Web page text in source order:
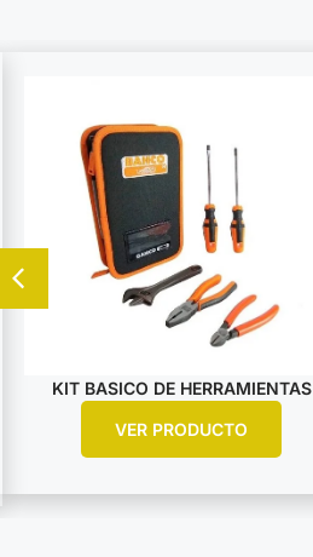
KIT BASICO DE HERRAMIENTAS
VER PRODUCTO